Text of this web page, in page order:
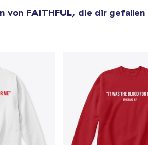
von FAITHFUL, die dir gefallen